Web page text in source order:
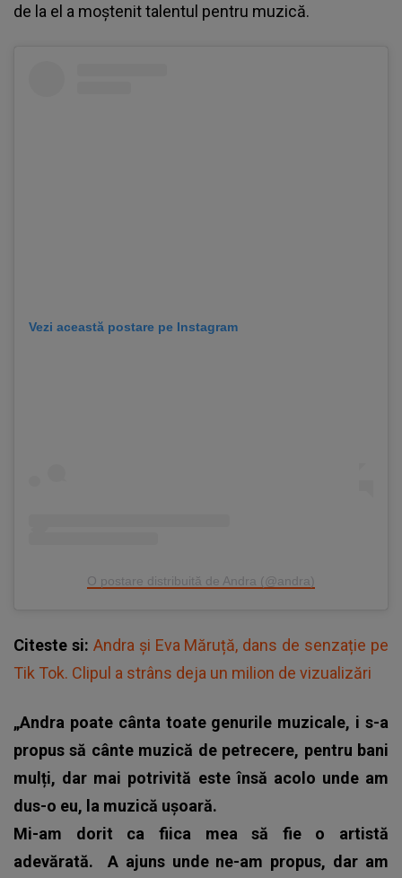
de la el a moștenit talentul pentru muzică.
Vezi această postare pe Instagram
O postare distribuită de Andra (@andra)
Citeste si: Andra și Eva Măruță, dans de senzație pe
Tik Tok. Clipul a strâns deja un milion de vizualizări
„Andra poate cânta toate genurile muzicale, i s-a
propus să cânte muzică de petrecere, pentru bani
mulți, dar mai potrivită este însă acolo unde am
dus-o eu, la muzică ușoară.
Mi-am dorit ca fiica mea să fie o artistă
adevărată. A ajuns unde ne-am propus, dar am